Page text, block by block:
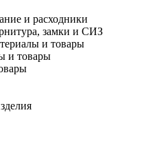
и расходники
замки и СИЗ
и товары
и товары